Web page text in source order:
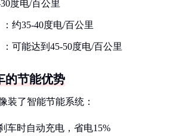
度电/百公里
约35-40度电/百公里
可能达到45-50度电/百公里
的节能优势
装了智能节能系统：
车时自动充电，省电15%